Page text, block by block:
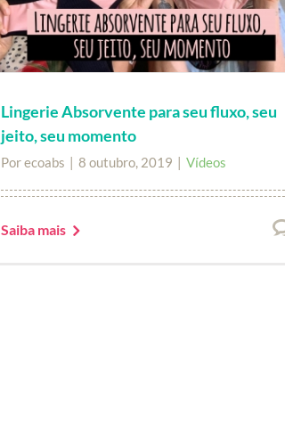
Lingerie Absorvente para seu fluxo, seu
jeito, seu momento
Porecoabs | 8 outubro, 2019 | Vídeos
Saiba mais